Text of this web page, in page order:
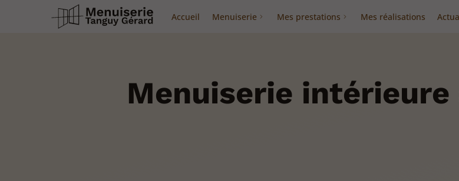
Accueil Menuiserie Mes prestations Mes réalisations
Menuiserie intérieure